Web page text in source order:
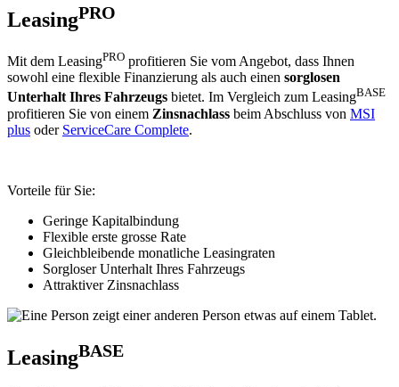
LeasingPRO
Mit dem LeasingPRO profitieren Sie vom Angebot, dass Ihnen
sowohl eine flexible Finanzierung als auch einen sorglosen
Unterhalt Ihres Fahrzeugs bietet. Im Vergleich zum LeasingBASE
profitieren Sie von einem Zinsnachlass beim Abschluss von MSI
plus oder ServiceCare Complete.
Vorteile für Sie:
Geringe Kapitalbindung
Flexible erste grosse Rate
Gleichbleibende monatliche Leasingraten
Sorgloser Unterhalt Ihres Fahrzeugs
Attraktiver Zinsnachlass
LeasingBASE